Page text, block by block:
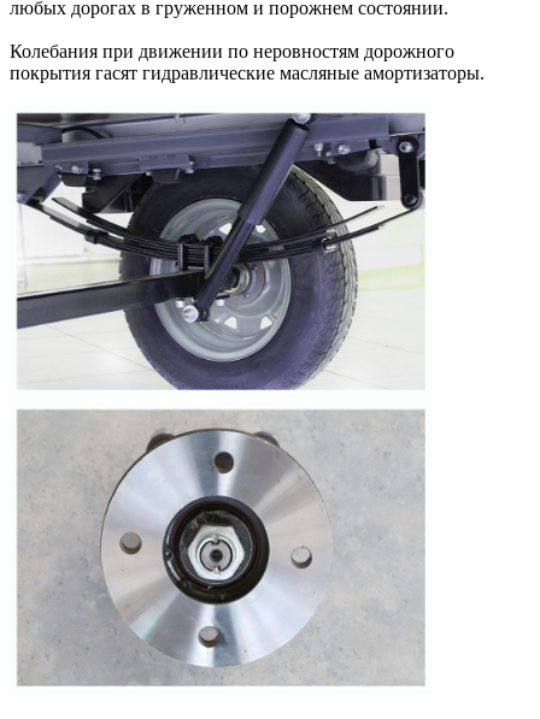
любых дорогах в груженном и порожнем состоянии.
Колебания при движении по неровностям дорожного
покрытия гасят гидравлические масляные амортизаторы.